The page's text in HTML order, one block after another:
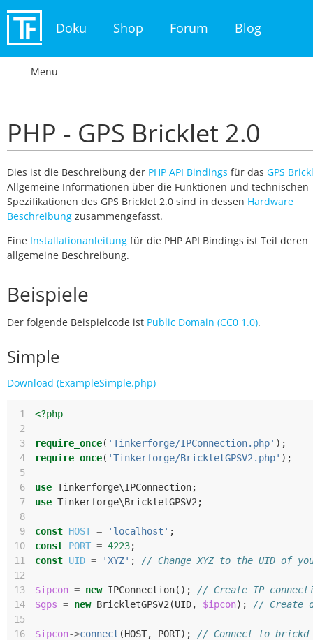
Doku Shop Forum Blog
Menu
PHP - GPS Bricklet 2.0
Dies ist die Beschreibung der PHP API Bindings für das GPS
Allgemeine Informationen über die Funktionen und technischen
Spezifikationen des GPS Bricklet 2.0 sind in dessen Hardware
Beschreibung zusammengefasst.
Eine Installationanleitung für die PHP API Bindings ist Teil deren
allgemeine Beschreibung.
Beispiele
Der folgende Beispielcode ist Public Domain (CC0 1.0).
Simple
Download (ExampleSimple.php)
1
<?php
2
3
require_once( 'Tinkerforge/IPConnection.php' );
4
require_once( 'Tinkerforge/BrickletGPSV2.php' );
5
6
use Tinkerforge\IPConnection;
7
use Tinkerforge\BrickletGPSV2 ;
8
9
const HOST = 'localhost' ;
10
const PORT = 4223;
11
const UID = 'XYZ' ;
// Change XYZ to the UID of
12
13
$ipcon = new IPConnection();
// Create IP
14
$gps = new BrickletGPSV2 (UID, $ipcon);
// Create
15
16
$ipcon->connect (HOST, PORT);
// Connect to brickd